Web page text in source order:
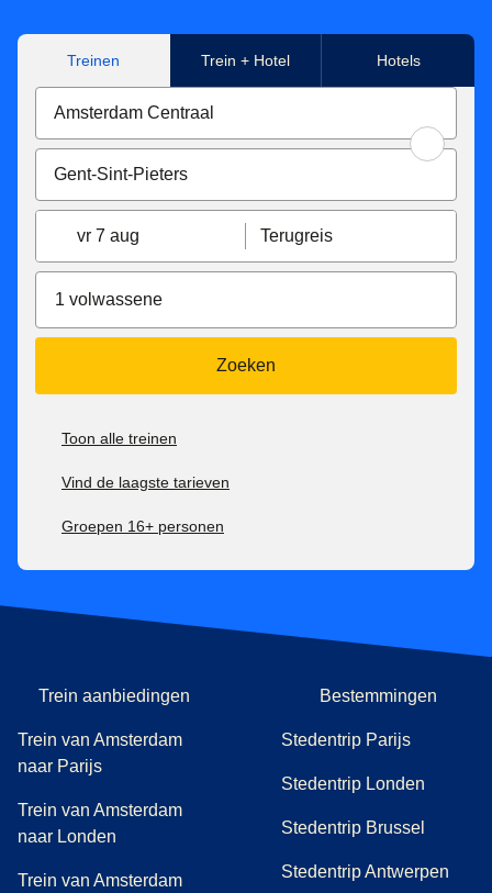
Treinen Trein + Hotel Hotels
vr 7 aug Terugreis
1 volwassene
Zoeken
Toon alle treinen
Vind de laagste tarieven
Groepen 16+ personen
Trein aanbiedingen
Trein van Amsterdam
naar Parijs
Trein van Amsterdam
naar Londen
Trein van Amsterdam
Bestemmingen
Stedentrip Parijs
Stedentrip Londen
Stedentrip Brussel
Stedentrip Antwerpen